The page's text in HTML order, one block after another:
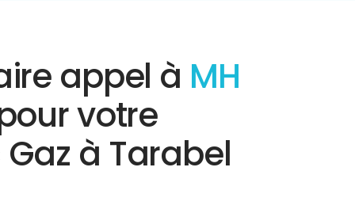
appel à MH
votre
à Tarabel